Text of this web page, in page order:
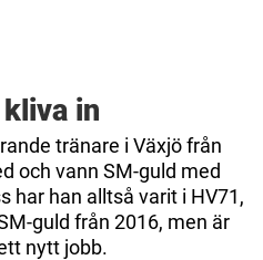
in
tränare i Växjö från
och vann SM-guld med
har han alltså varit i HV71,
guld från 2016, men är
nytt jobb.